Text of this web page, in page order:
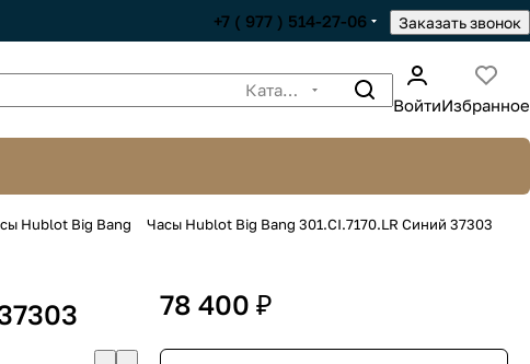
+7 ( 977 ) 514-27-06 Заказать звонок
ВойтиИзбранное
Hublot Big Bang Часы Hublot Big Bang 301.CI.7170.LR Синий 37303
78 400 ₽